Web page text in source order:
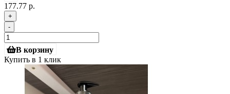
177.77 р.
+
-
В корзину
Купить в 1 клик